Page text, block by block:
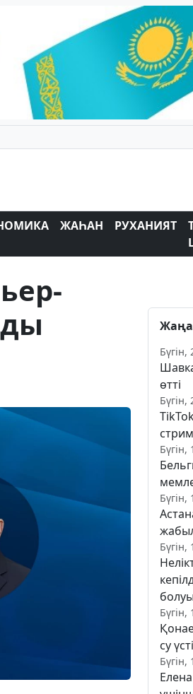
ЖАҺАН РУХАНИЯТ
Бүгін,
өтті
Бүгін,
Бүгін,
Бүгін,
Бүгін,
Бүгін,
су
Бүгін,